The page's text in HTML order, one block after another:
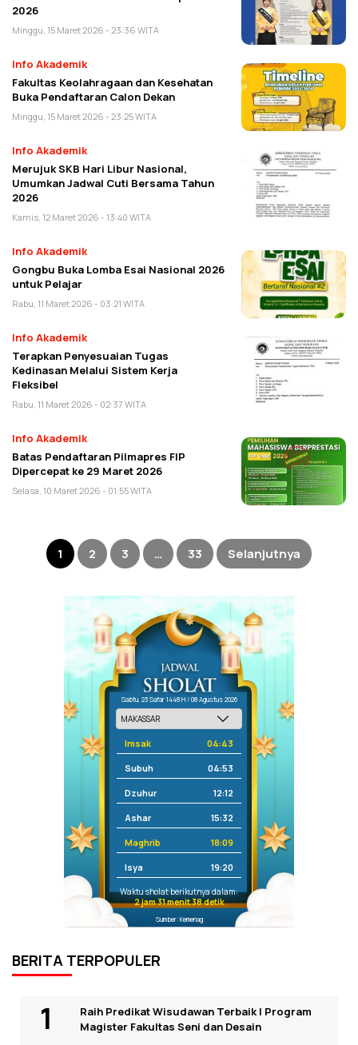
2026
Minggu, 15 Maret 2026 - 23:36 WITA
Info Akademik
Fakultas Keolahragaan dan Kesehatan
Buka Pendaftaran Calon Dekan
Minggu, 15 Maret 2026 - 23:25 WITA
Info Akademik
Merujuk SKB Hari Libur Nasional,
Umumkan Jadwal Cuti Bersama Tahun
2026
Kamis, 12 Maret 2026 - 13:40 WITA
Info Akademik
Gongbu Buka Lomba Esai Nasional 2026
untuk Pelajar
Rabu, 11 Maret 2026 - 03:21 WITA
Info Akademik
Terapkan Penyesuaian Tugas
Kedinasan Melalui Sistem Kerja
Fleksibel
Rabu, 11 Maret 2026 - 02:37 WITA
Info Akademik
Batas Pendaftaran Pilmapres FIP
Dipercepat ke 29 Maret 2026
Selasa, 10 Maret 2026 - 01:55 WITA
Paginasi
pos1 2 3 … 33 Selanjutnya
Sabtu, 23 Safar 1448 H / 08 Agustus 2026
Imsak 04:43
Subuh 04:53
Dzuhur 12:12
Ashar 15:32
Maghrib 18:09
Isya 19:20
Waktu sholat berikutnya dalam:
2 jam 31 menit 37 detik
Sumber: Kemenag
BERITA TERPOPULER
Raih Predikat Wisudawan Terbaik I Program
Magister Fakultas Seni dan Desain